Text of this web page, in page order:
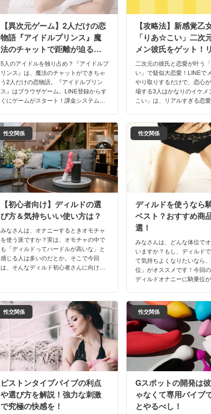
【異次元ゲーム】2人だけの恋
物語『アイドルプリンス』魔
法のチャットで距離が迫る！
攻略法・口コミは？
5人のアイドルを独り占め？『アイドルプ
リンス』は、魔法のチャットができちゃ
う2人だけの恋物語。『アイドルプリン
ス』はブラウザゲーム。LINE登録からす
ぐにゲームがスタート！課金システムあ
す。
【攻略法】新感覚乙
「りあ☆こい」二次
メン彼氏をゲット！
ャットで恋に発展
二次元の彼氏と恋愛が叶う
い」で疑似大恋愛！LINEで
やり取りするだけで、恋心
場する3人はかなりのイケ
こい」は、リアルすぎる恋
開！
性交関係
【初心者向け】ディルドの選
び方＆気持ちいい使い方は？
みなさんは、オナニーするときオモチャ
を使う派ですか？実は、オモチャの中で
も「ディルドってハードルが高いな」と
感じる人は多いのだとか。そこで今回
は、そんなディルド初心者さんに向けて
性交関係
ディルドを使うなら
ベスト？おすすめ商
選！
みなさんは、どんな体位で
いますか？もし、ディルド
て気持ちよくなりたいなら
位」がオススメです！今回の
ディルドオナニーに騎乗位
性交関係
ピストンタイプバイブの利点
や選び方を解説！強力な刺激
で究極の快感を！
性交関係
Gスポットの開発は
ゃなくて専用バイブ
とやるべし！